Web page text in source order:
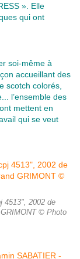
». Elle
qui ont
soi-même à
accueillant des
scotch colorés,
l’ensemble des
mettent en
qui se veut
4513", 2002 de
© Photo